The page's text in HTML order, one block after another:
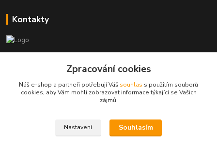
Kontakty
elektro@beatman.cz
Zpracování cookies
Náš e-shop a partneři potřebují Váš souhlas s použitím souborů
cookies, aby Vám mohli zobrazovat informace týkající se Vašich
zájmů.
Nastavení Souhlasím